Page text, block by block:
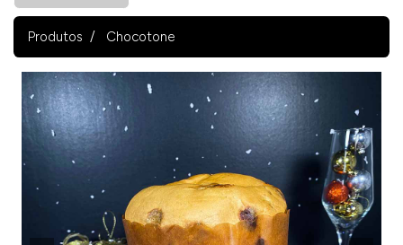
Produtos Chocotone